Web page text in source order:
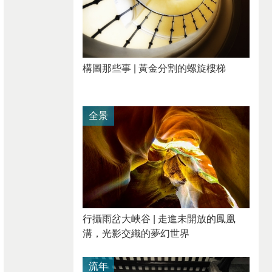
構圖那些事 | 黃金分割的螺旋樓梯
行攝雨岔大峽谷 | 走進未開放的鳳凰
溝，光影交織的夢幻世界
全景
流年